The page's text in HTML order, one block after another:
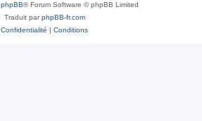
phpBB® Forum Software © phpBB Limited
Traduit parphpBB-fr.com
Confidentialité | Conditions